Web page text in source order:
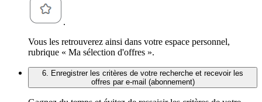
.
Vous les retrouverez ainsi dans votre espace personnel,
rubrique « Ma sélection d'offres ».
6. Enregistrer les critères de votre recherche et recevoir les
offres par e-mail (abonnement)